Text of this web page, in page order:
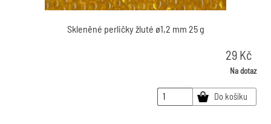
Skleněné perličky žluté ø1,2 mm 25 g
29Kč
Na dotaz
Do košíku